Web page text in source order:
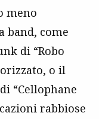
meno
band, come
di “Robo
o il
“Cellophane
rabbiose